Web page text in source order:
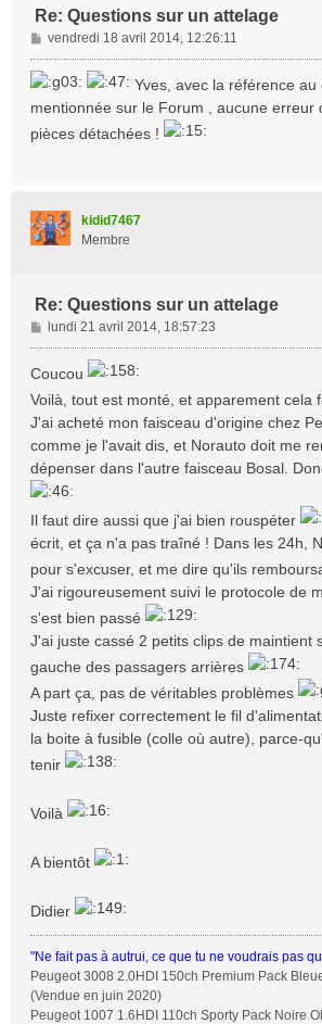
Re: Questions sur un attelage
M
e
s
a
g
vendredi 18 avril 2014, 12:26:11
Yves, avec la référence au
mentionnée sur le Forum , aucune erreur
pièces détachées !
kidid7467
Membre
Re: Questions sur un attelage
M
e
a
g
e
lundi 21 avril 2014, 18:57:23
Coucou
Voilà, tout est monté, et apparement cela
J'ai acheté mon faisceau d'origine chez
comme je l'avait dis, et Norauto doit me
dépenser dans l'autre faisceau Bosal.
Il faut dire aussi que j'ai bien rouspéter
écrit, et ça n'a pas traîné ! Dans les 24h,
pour s'excuser, et me dire qu'ils
J'ai rigoureusement suivi le protocole de
s'est bien passé
J'ai juste cassé 2 petits clips de maintient
gauche des passagers arrières
A part ça, pas de véritables problèmes
Juste refixer correctement le fil
la boite à fusible (colle où autre), parce-
tenir
Voilà
A bientôt
Didier
"Ne fait pas à autrui, ce que tu ne voudrais pas
Peugeot 3008 2.0HDI 150ch Premium Pack
(Vendue en juin 2020)
Peugeot 1007 1.6HDI 110ch Sporty Pack Noire